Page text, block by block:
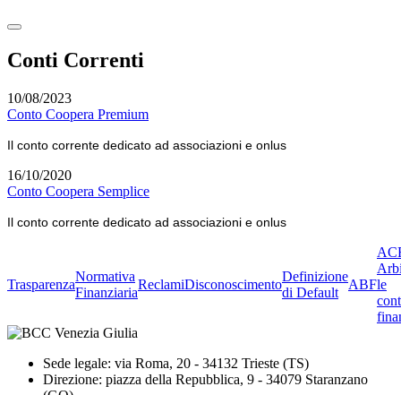
Conti Correnti
10/08/2023
Conto Coopera Premium
Il conto corrente dedicato ad associazioni e onlus
16/10/2020
Conto Coopera Semplice
Il conto corrente dedicato ad associazioni e onlus
Trasparenza
Normativa
Finanziaria
ReclamiDisconoscimento
Definizione
di Default
ABFle
Sede legale: via Roma, 20 - 34132 Trieste (TS)
Direzione: piazza della Repubblica, 9 - 34079 Staranzano